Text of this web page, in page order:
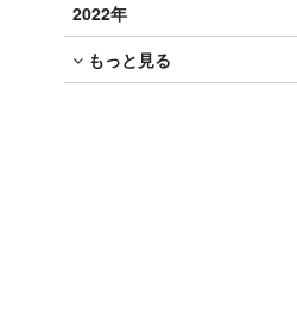
2022年
もっと見る